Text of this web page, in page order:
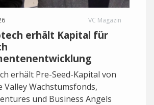
VC Magazin
erhält Kapital für
erhält Pre-Seed-Kapital von
Valley Wachstumsfonds,
und Business Angels